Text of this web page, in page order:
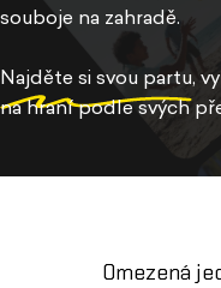
souboje na zahradě.
Najděte si svou partu,
na hraní podle svých
Omezená